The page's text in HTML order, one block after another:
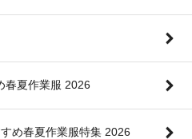
春夏作業服 2026
め春夏作業服特集 2026